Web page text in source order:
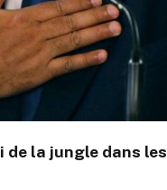
la jungle dans les